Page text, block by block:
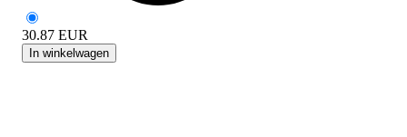
30.87 EUR
In winkelwagen